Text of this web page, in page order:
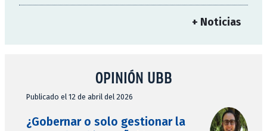
+ Noticias
OPINIÓN UBB
Publicado el 12 de abril del 2026
¿Gobernar o solo gestionar la